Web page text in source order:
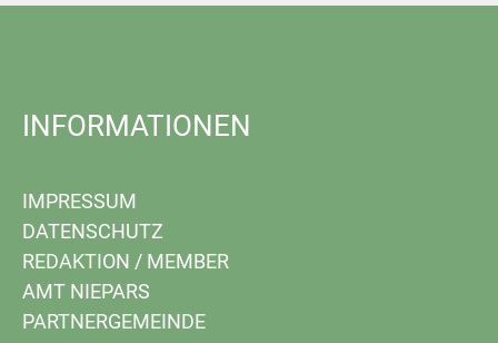
INFORMATIONEN
IMPRESSUM
DATENSCHUTZ
REDAKTION / MEMBER
AMT NIEPARS
PARTNERGEMEINDE